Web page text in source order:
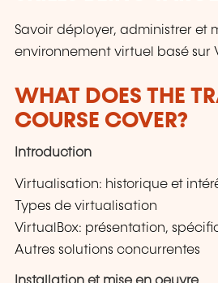
Savoir déployer, administrer et
environnement virtuel basé sur
WHAT DOES THE
COURSE COVER?
Introduction
Virtualisation: historique et
Types de virtualisation
VirtualBox: présentation,
Autres solutions concurrentes